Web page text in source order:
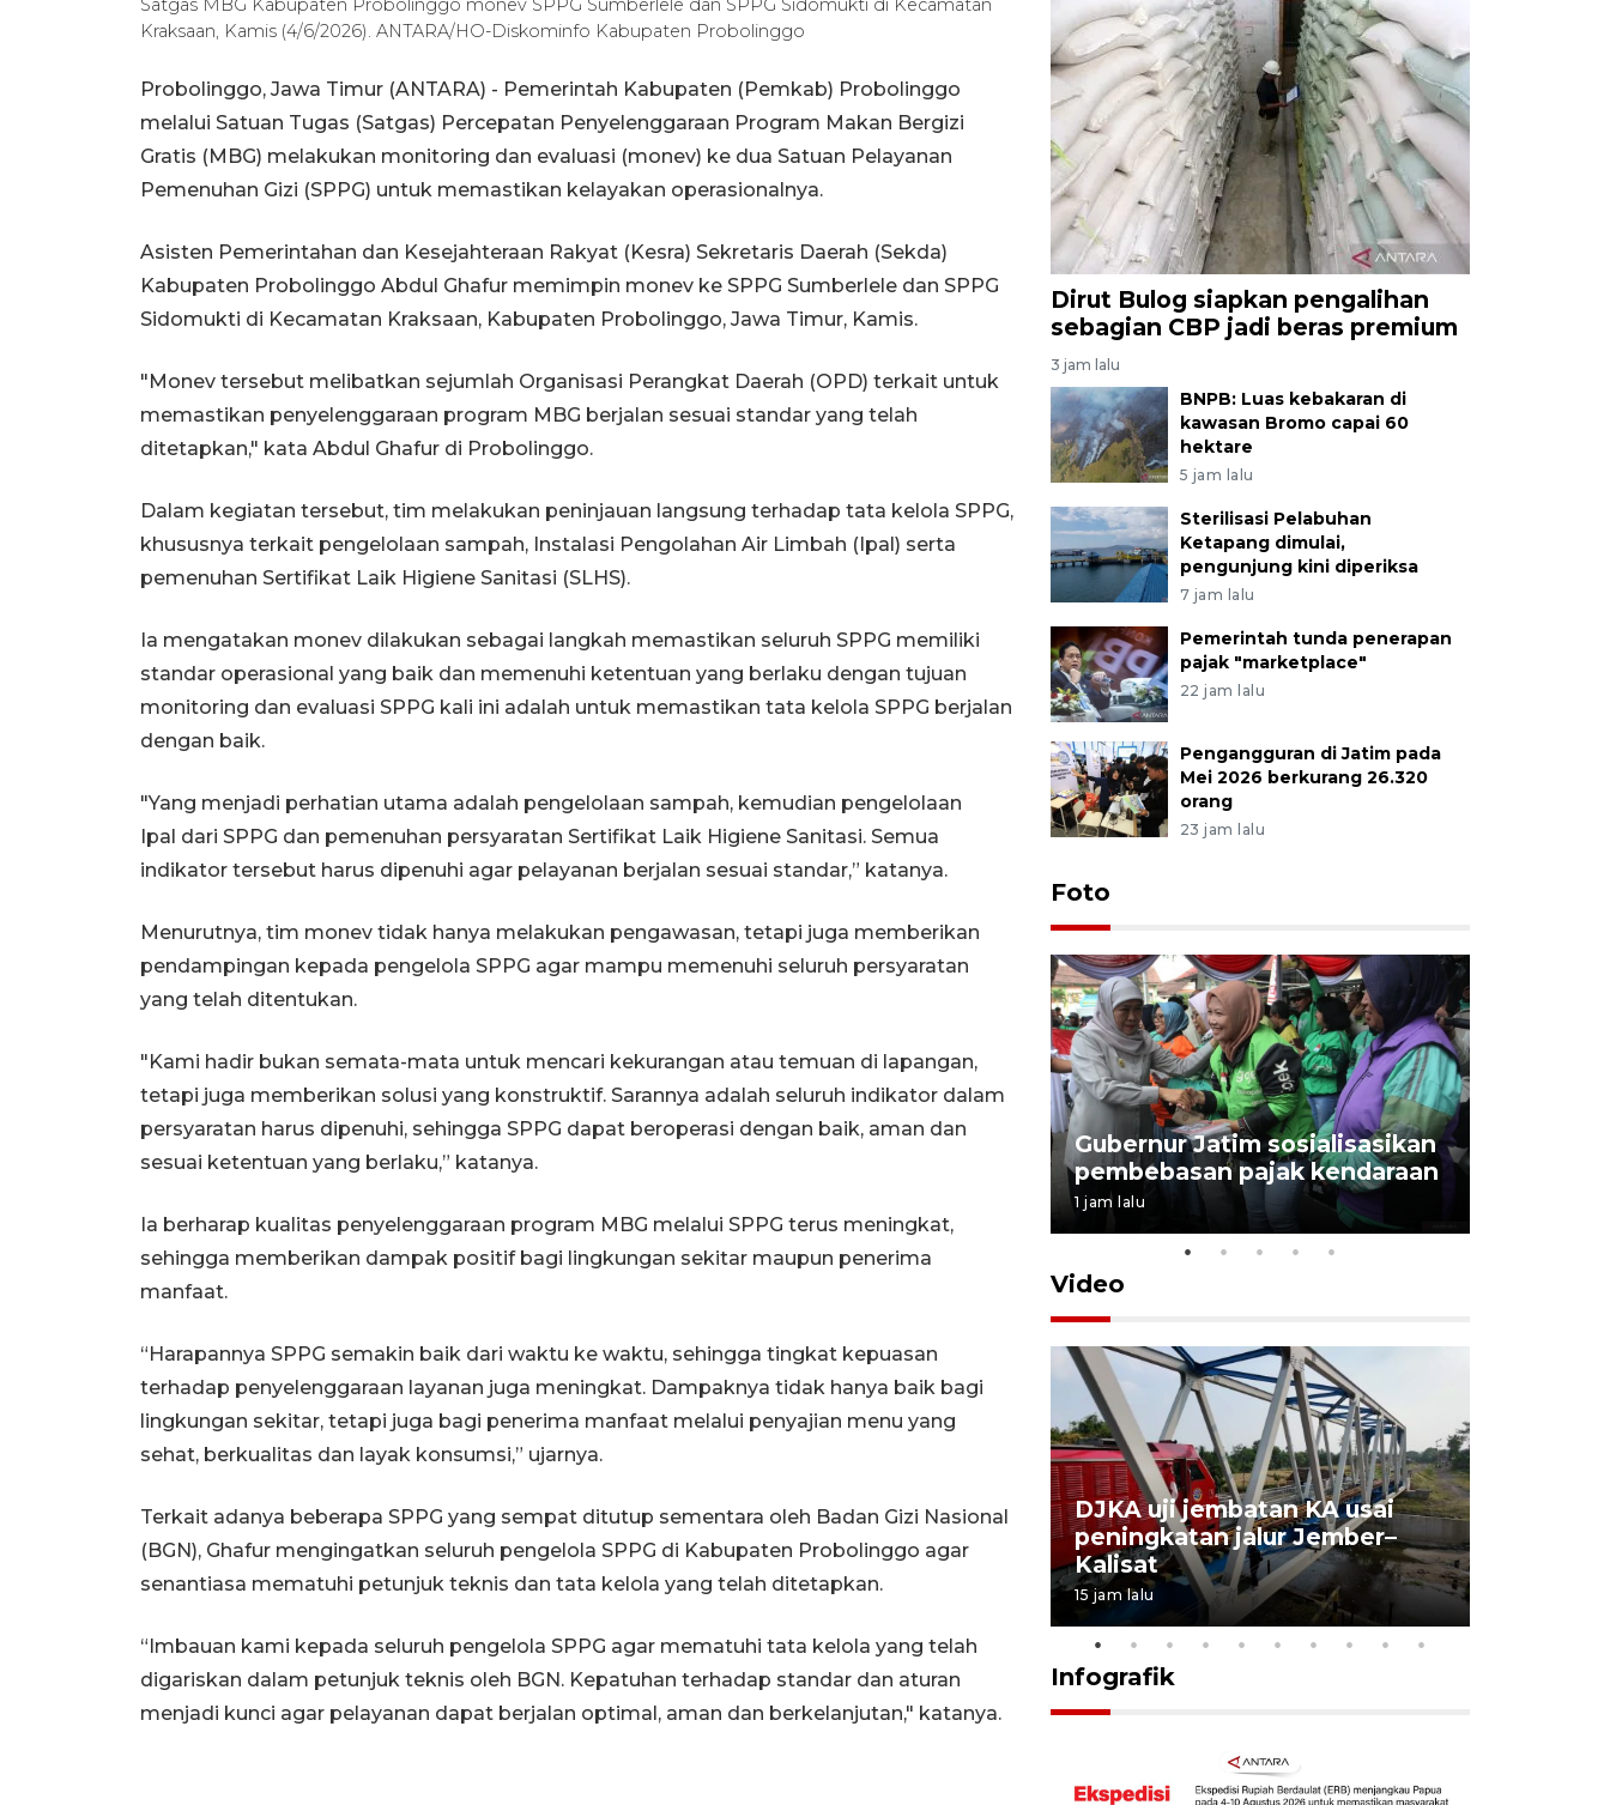
Satgas MBG Kabupaten Probolinggo monev SPPG Sumberlele dan SPPG Sidomukti di Kecamatan
Kraksaan, Kamis (4/6/2026). ANTARA/HO-Diskominfo Kabupaten Probolinggo
Probolinggo, Jawa Timur (ANTARA) - Pemerintah Kabupaten (Pemkab) Probolinggo
melalui Satuan Tugas (Satgas) Percepatan Penyelenggaraan Program Makan Bergizi
Gratis (MBG) melakukan monitoring dan evaluasi (monev) ke dua Satuan Pelayanan
Pemenuhan Gizi (SPPG) untuk memastikan kelayakan operasionalnya.
Asisten Pemerintahan dan Kesejahteraan Rakyat (Kesra) Sekretaris Daerah (Sekda)
Kabupaten Probolinggo Abdul Ghafur memimpin monev ke SPPG Sumberlele dan SPPG
Sidomukti di Kecamatan Kraksaan, Kabupaten Probolinggo, Jawa Timur, Kamis.
"Monev tersebut melibatkan sejumlah Organisasi Perangkat Daerah (OPD) terkait untuk
memastikan penyelenggaraan program MBG berjalan sesuai standar yang telah
ditetapkan," kata Abdul Ghafur di Probolinggo.
Dalam kegiatan tersebut, tim melakukan peninjauan langsung terhadap tata kelola SPPG,
khususnya terkait pengelolaan sampah, Instalasi Pengolahan Air Limbah (Ipal) serta
pemenuhan Sertifikat Laik Higiene Sanitasi (SLHS).
Ia mengatakan monev dilakukan sebagai langkah memastikan seluruh SPPG memiliki
standar operasional yang baik dan memenuhi ketentuan yang berlaku dengan tujuan
monitoring dan evaluasi SPPG kali ini adalah untuk memastikan tata kelola SPPG berjalan
dengan baik.
"Yang menjadi perhatian utama adalah pengelolaan sampah, kemudian pengelolaan
Ipal dari SPPG dan pemenuhan persyaratan Sertifikat Laik Higiene Sanitasi. Semua
indikator tersebut harus dipenuhi agar pelayanan berjalan sesuai standar,” katanya.
Menurutnya, tim monev tidak hanya melakukan pengawasan, tetapi juga memberikan
pendampingan kepada pengelola SPPG agar mampu memenuhi seluruh persyaratan
yang telah ditentukan.
"Kami hadir bukan semata-mata untuk mencari kekurangan atau temuan di lapangan,
tetapi juga memberikan solusi yang konstruktif. Sarannya adalah seluruh indikator dalam
persyaratan harus dipenuhi, sehingga SPPG dapat beroperasi dengan baik, aman dan
sesuai ketentuan yang berlaku,” katanya.
Ia berharap kualitas penyelenggaraan program MBG melalui SPPG terus meningkat,
sehingga memberikan dampak positif bagi lingkungan sekitar maupun penerima
manfaat.
“Harapannya SPPG semakin baik dari waktu ke waktu, sehingga tingkat kepuasan
terhadap penyelenggaraan layanan juga meningkat. Dampaknya tidak hanya baik bagi
lingkungan sekitar, tetapi juga bagi penerima manfaat melalui penyajian menu yang
sehat, berkualitas dan layak konsumsi,” ujarnya.
Terkait adanya beberapa SPPG yang sempat ditutup sementara oleh Badan Gizi Nasional
(BGN), Ghafur mengingatkan seluruh pengelola SPPG di Kabupaten Probolinggo agar
senantiasa mematuhi petunjuk teknis dan tata kelola yang telah ditetapkan.
“Imbauan kami kepada seluruh pengelola SPPG agar mematuhi tata kelola yang telah
digariskan dalam petunjuk teknis oleh BGN. Kepatuhan terhadap standar dan aturan
menjadi kunci agar pelayanan dapat berjalan optimal, aman dan berkelanjutan," katanya.
Dirut Bulog siapkan pengalihan
sebagian CBP jadi beras premium
3 jam lalu
BNPB: Luas kebakaran di
kawasan Bromo capai 60
hektare
5 jam lalu
Sterilisasi Pelabuhan
Ketapang dimulai,
pengunjung kini diperiksa
7 jam lalu
Pemerintah tunda penerapan
pajak "marketplace"
22 jam lalu
Pengangguran di Jatim pada
Mei 2026 berkurang 26.320
orang
23 jam lalu
Foto
Pameran multiproduk
Gubernur Jatim sosialisasikan
pembebasan pajak kendaraan
1 jam lalu
Video
Basarnas hentikan operasi
kedaruratan KM Mutiara
Sentosa II
4 Agustus 2026 22:38
DJKA uji jembatan KA usai
peningkatan jalur Jember–
Kalisat
15 jam lalu
Infografik